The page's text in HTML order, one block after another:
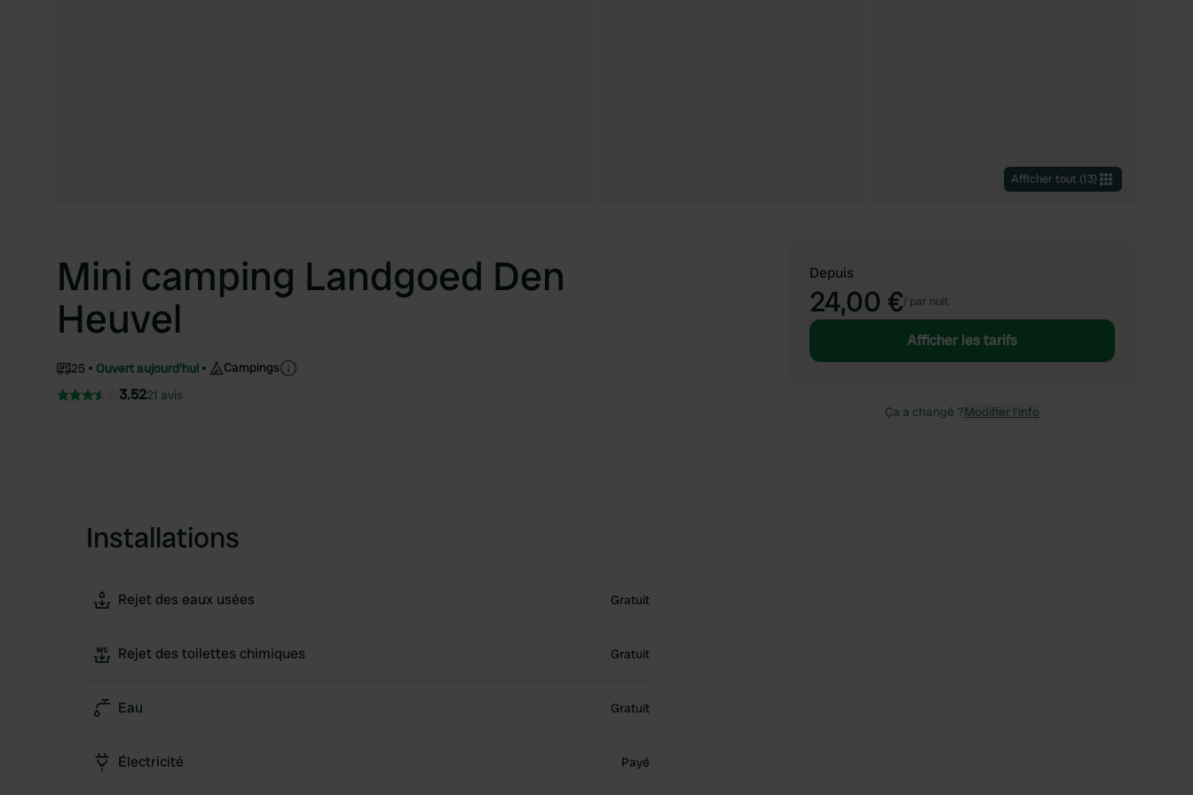
Afficher tout (13)
Mini camping Landgoed Den
Heuvel
25 Ouvert aujourd'hui Campings
3.5221 avis
Installations
Rejet des eaux usées Gratuit
Rejet des toilettes chimiques Gratuit
Eau Gratuit
Électricité Payé
Depuis
24,00 €/ par nuit
Afficher les tarifs
Ça a changé ?Modifier l’info